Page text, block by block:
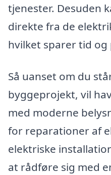
tjenester. Desuden
direkte fra de
hvilket sparer tid og
Så uanset om du
byggeprojekt, vil
med moderne
for reparationer af
elektriske
at rådføre sig med